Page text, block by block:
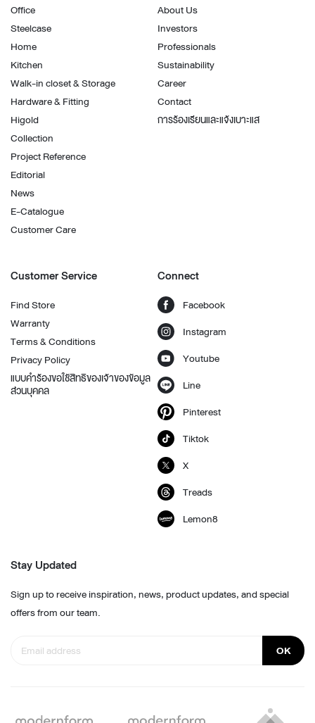
Office
Steelcase
Home
Kitchen
Walk-in closet & Storage
Hardware & Fitting
Higold
Collection
Project Reference
Editorial
News
E-Catalogue
Customer Care
About Us
Investors
Professionals
Sustainability
Career
Contact
การร้องเรียนและแจ้งเบาะแส
Customer Service
Find Store
Warranty
Terms & Conditions
Privacy Policy
แบบคำร้องขอใช้สิทธิของเจ้าของข้อมูล
ส่วนบุคคล
Connect
Facebook
Instagram
Youtube
Line
Pinterest
Tiktok
X
Treads
Lemon8
Stay Updated
Sign up to receive inspiration, news, product updates, and special
offers from our team.
OK